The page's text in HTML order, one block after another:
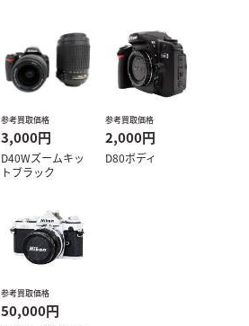
参考買取価格
3,000円
D40Wズームキッ
トブラック
参考買取価格
2,000円
D80ボディ
参考買取価格
50,000円